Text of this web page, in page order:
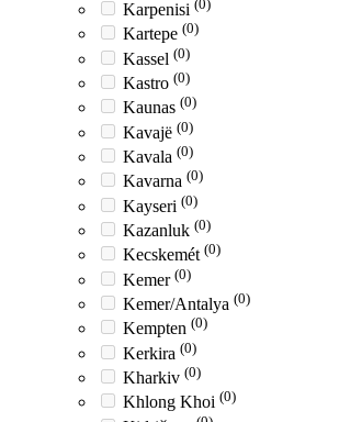
Karpenisi (0)
Kartepe (0)
Kassel (0)
Kastro (0)
Kaunas (0)
Kavajë (0)
Kavala (0)
Kavarna (0)
Kayseri (0)
Kazanluk (0)
Kecskemét (0)
Kemer (0)
Kemer/Antalya (0)
Kempten (0)
Kerkira (0)
Kharkiv (0)
Khlong Khoi (0)